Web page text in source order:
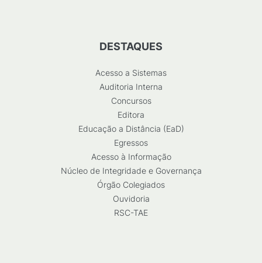
DESTAQUES
Acesso a Sistemas
Auditoria Interna
Concursos
Editora
Educação a Distância (EaD)
Egressos
Acesso à Informação
Núcleo de Integridade e Governança
Órgão Colegiados
Ouvidoria
RSC-TAE